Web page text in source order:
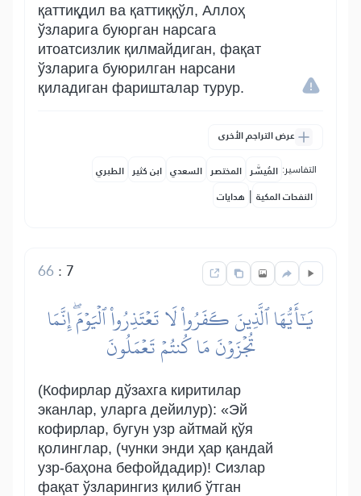
қаттиқдил ва қаттиққўл, Аллоҳ
ўзларига буюрган нарсага
итоатсизлик қилмайдиган, фақат
ўзларига буюрилган нарсани
қиладиган фаришталар турур.
عرض التراجم الأخرى
التفاسير: المُيسَّر المختصر السعدي ابن كثير الطبري
النفحات المكية | هدايات
7
:
66
يَٰٓأَيُّهَا ٱلَّذِينَ كَفَرُواْ لَا تَعۡتَذِرُواْ ٱلۡيَوۡمَۖ إِنَّمَا
تُجۡزَوۡنَ مَا كُنتُمۡ تَعۡمَلُونَ
(Кофирлар дўзахга киритилар
эканлар, уларга дейилур): «Эй
кофирлар, бугун узр айтмай қўя
қолинглар, (чунки энди ҳар қандай
узр-баҳона бефойдадир)! Сизлар
фақат ўзларингиз қилиб ўтган